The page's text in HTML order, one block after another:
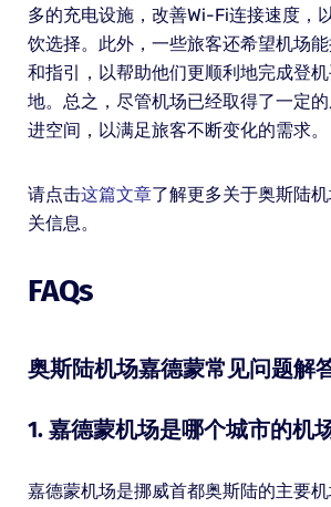
多的充电设施，改善Wi-Fi连接速度，
饮选择。此外，一些旅客还希望机场
和指引，以帮助他们更顺利地完成登
地。总之，尽管机场已经取得了一定
进空间，以满足旅客不断变化的需求。
请点击这篇文章了解更多关于奥斯陆
关信息。
FAQs
奥斯陆机场嘉德蒙常见问题解
1. 嘉德蒙机场是哪个城市的机
嘉德蒙机场是挪威首都奥斯陆的主要